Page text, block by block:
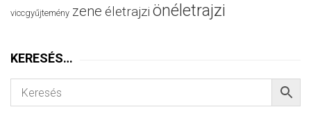
viccgyűjtemény zene életrajzi önéletrajzi
KERESÉS…